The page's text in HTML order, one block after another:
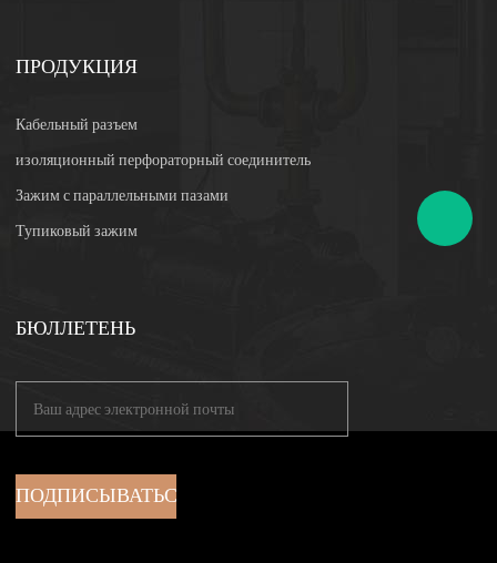
ПРОДУКЦИЯ
Кабельный разъем
изоляционный перфораторный соединитель
Зажим с параллельными пазами
Тупиковый зажим
БЮЛЛЕТЕНЬ